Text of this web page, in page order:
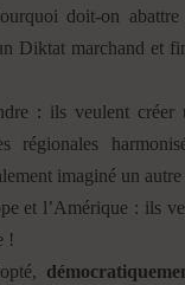
doit-on abattre
Diktat marchand et
: ils veulent créer
régionales
imaginé un autre
et l’Amérique : ils
!